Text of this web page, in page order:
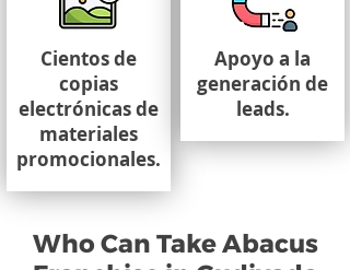
Cientos de
copias
electrónicas de
materiales
promocionales.
Apoyo a la
generación de
leads.
Who Can Take Abacus